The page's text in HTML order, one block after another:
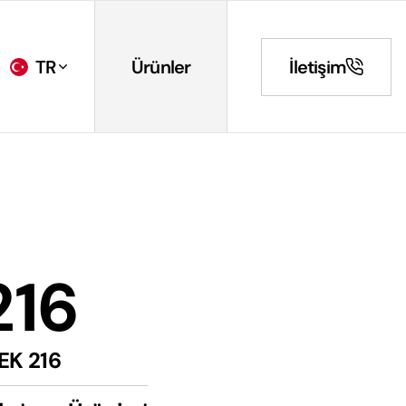
TR Ürünler İletişim
216